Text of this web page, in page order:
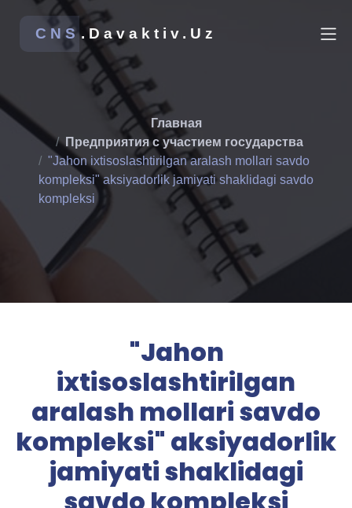
CNS.Davaktiv.Uz
Главная
Предприятия с участием государства
"Jahon ixtisoslashtirilgan aralash mollari savdo
kompleksi" aksiyadorlik jamiyati shaklidagi savdo
kompleksi
"Jahon
ixtisoslashtirilgan
aralash mollari savdo
kompleksi" aksiyadorlik
jamiyati shaklidagi
savdo kompleksi